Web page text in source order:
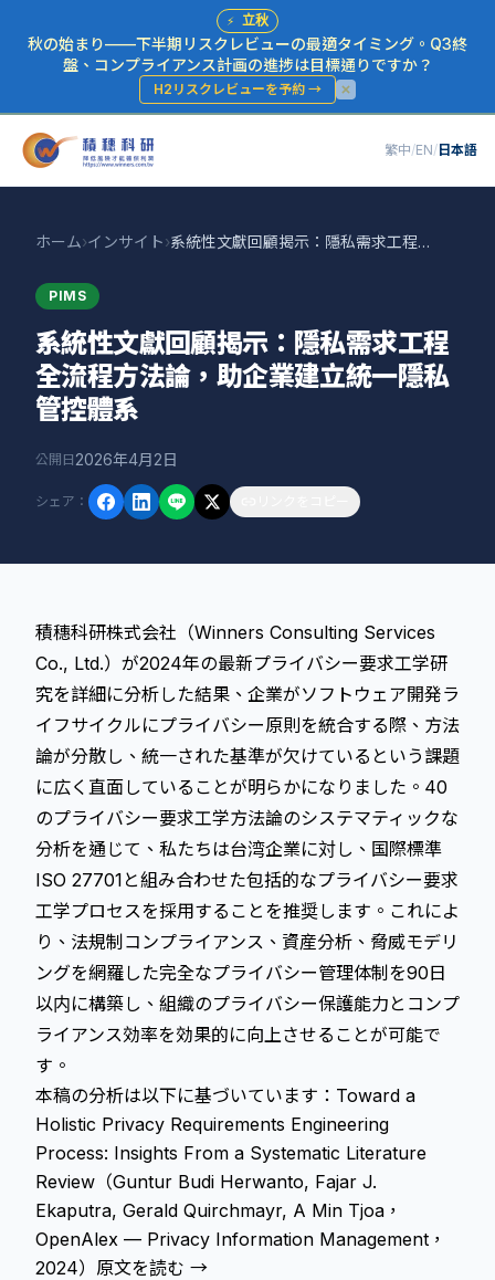
⚡ 立秋
秋の始まり——下半期リスクレビューの最適タイミング。Q3終
盤、コンプライアンス計画の進捗は目標通りですか？
H2リスクレビューを予約 →
繁中/EN/ 日本語
ホーム›インサイト› 系統性文獻回顧揭示：隱私需求工程全流程方法論，助企業建立統一隱私管控體系
PIMS
系統性文獻回顧揭示：隱私需求工程
全流程方法論，助企業建立統一隱私
管控體系
公開日 2026年4月2日
シェア ：
積穗科研株式会社（Winners Consulting Services
Co., Ltd.）が2024年の最新プライバシー要求工学研
究を詳細に分析した結果、企業がソフトウェア開発ラ
イフサイクルにプライバシー原則を統合する際、方法
論が分散し、統一された基準が欠けているという課題
に広く直面していることが明らかになりました。40
のプライバシー要求工学方法論のシステマティックな
分析を通じて、私たちは台湾企業に対し、国際標準
ISO 27701と組み合わせた包括的なプライバシー要求
工学プロセスを採用することを推奨します。これによ
り、法規制コンプライアンス、資産分析、脅威モデリ
ングを網羅した完全なプライバシー管理体制を90日
以内に構築し、組織のプライバシー保護能力とコンプ
ライアンス効率を効果的に向上させることが可能で
す。
本稿の分析は以下に基づいています：Toward a
Holistic Privacy Requirements Engineering
Process: Insights From a Systematic Literature
Review（Guntur Budi Herwanto, Fajar J.
Ekaputra, Gerald Quirchmayr, A Min Tjoa，
OpenAlex — Privacy Information Management，
2024） 原文を読む →